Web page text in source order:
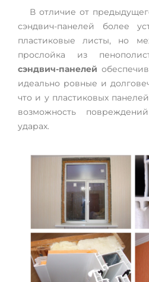
В отличие от
сэндвич-панелей более
пластиковые листы, но
прослойка из
сэндвич-панелей
идеально ровные и
что и у пластиковых
возможность
ударах.